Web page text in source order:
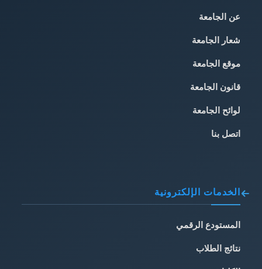
عن الجامعة
شعار الجامعة
موقع الجامعة
قانون الجامعة
لوائح الجامعة
اتصل بنا
الخدمات الإلكترونية
المستودع الرقمي
نتائج الطلاب